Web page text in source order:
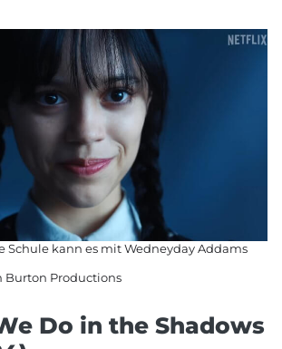
Schule kann es mit Wedneyday Addams
Burton Productions
Do in the Shadows